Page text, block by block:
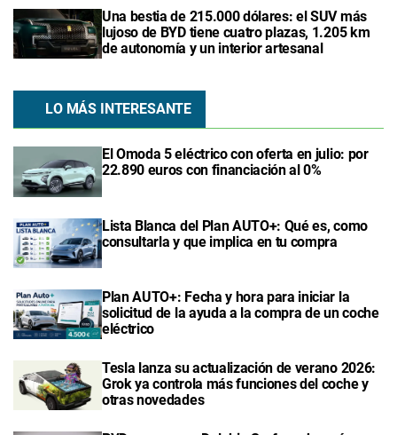
Una bestia de 215.000 dólares: el SUV más
lujoso de BYD tiene cuatro plazas, 1.205 km
de autonomía y un interior artesanal
LO MÁS INTERESANTE
El Omoda 5 eléctrico con oferta en julio: por
22.890 euros con financiación al 0%
Lista Blanca del Plan AUTO+: Qué es, como
consultarla y que implica en tu compra
Plan AUTO+: Fecha y hora para iniciar la
solicitud de la ayuda a la compra de un coche
eléctrico
Tesla lanza su actualización de verano 2026:
Grok ya controla más funciones del coche y
otras novedades